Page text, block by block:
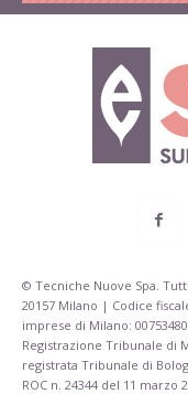
© Tecniche Nuove Spa.
20157 Milano | Codice
imprese di Milano:
Registrazione Tribunale di
registrata Tribunale di
ROC n. 24344 del 11 marzo